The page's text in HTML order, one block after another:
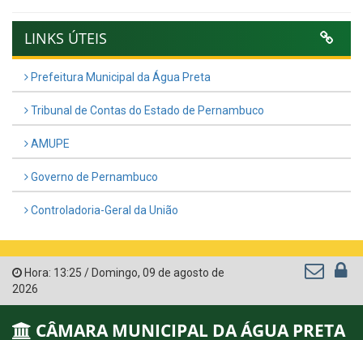
LINKS ÚTEIS
Prefeitura Municipal da Água Preta
Tribunal de Contas do Estado de Pernambuco
AMUPE
Governo de Pernambuco
Controladoria-Geral da União
Hora: 13:25 / Domingo, 09 de agosto de
2026
CÂMARA MUNICIPAL DA ÁGUA PRETA